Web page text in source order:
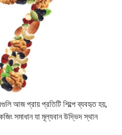
আজ প্রায় প্রতিটি শিল্পে ব্যবহৃত হয়,
সমাধান যা মূল্যবান উদ্ভিদ স্থান